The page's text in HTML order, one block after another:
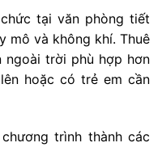
tại văn phòng tiết
mô và không khí. Thuê
ngoài trời phù hợp hơn
hoặc có trẻ em cần
trình thành các